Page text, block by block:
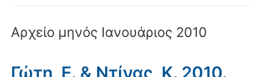
Αρχείο μηνός Ιανουάριος 2010
Γώτη, Ε. & Ντίνας, Κ. 2010.